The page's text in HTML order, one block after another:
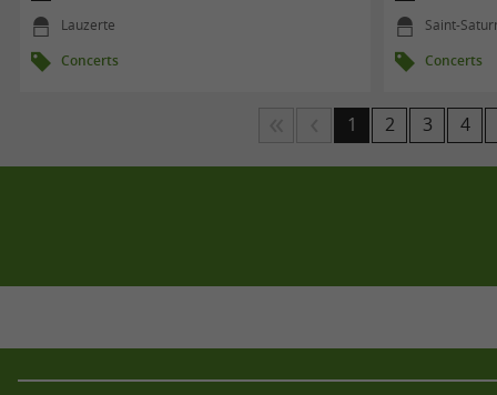
Lauzerte
Concerts
Saint-
Concerts
1 2 3 4